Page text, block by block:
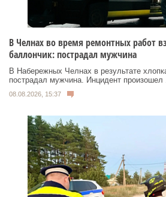
В Челнах во время ремонтных работ
баллончик: пострадал мужчина
В Набережных Челнах в результате
пострадал мужчина. Инцидент произошел
08.08.2026, 15:37